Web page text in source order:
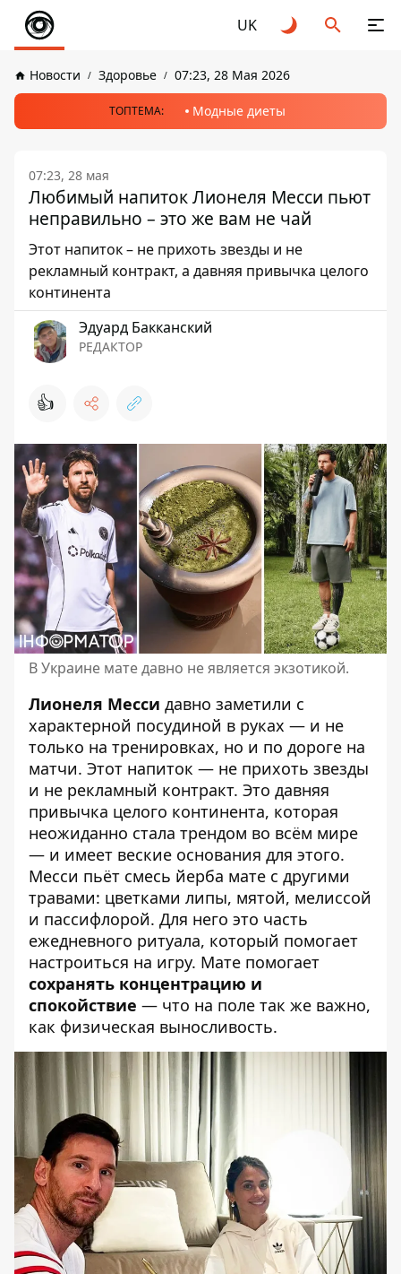
UK
Новости Здоровье 07:23, 28 Мая 2026
ТОПТЕМА: Модные диеты
07:23, 28 мая
Любимый напиток Лионеля Месси пьют
неправильно – это же вам не чай
Этот напиток – не прихоть звезды и не
рекламный контракт, а давняя привычка целого
континента
Эдуард Бакканский
РЕДАКТОР
👍
В Украине мате давно не является экзотикой.
Лионеля Месси давно заметили с
характерной посудиной в руках — и не
только на тренировках, но и по дороге на
матчи. Этот напиток — не прихоть звезды
и не рекламный контракт. Это давняя
привычка целого континента, которая
неожиданно стала трендом во всём мире
— и имеет веские основания для этого.
Месси пьёт смесь йерба мате с другими
травами: цветками липы, мятой, мелиссой
и пассифлорой. Для него это часть
ежедневного ритуала, который помогает
настроиться на игру. Мате помогает
сохранять концентрацию и
спокойствие — что на поле так же важно,
как физическая выносливость.